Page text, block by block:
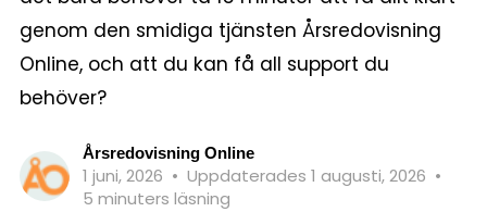
genom den smidiga tjänsten Årsredovisning
Online, och att du kan få all support du
behöver?
Årsredovisning Online
1 juni, 2026 • Uppdaterades 1 augusti, 2026 •
5 minuters läsning